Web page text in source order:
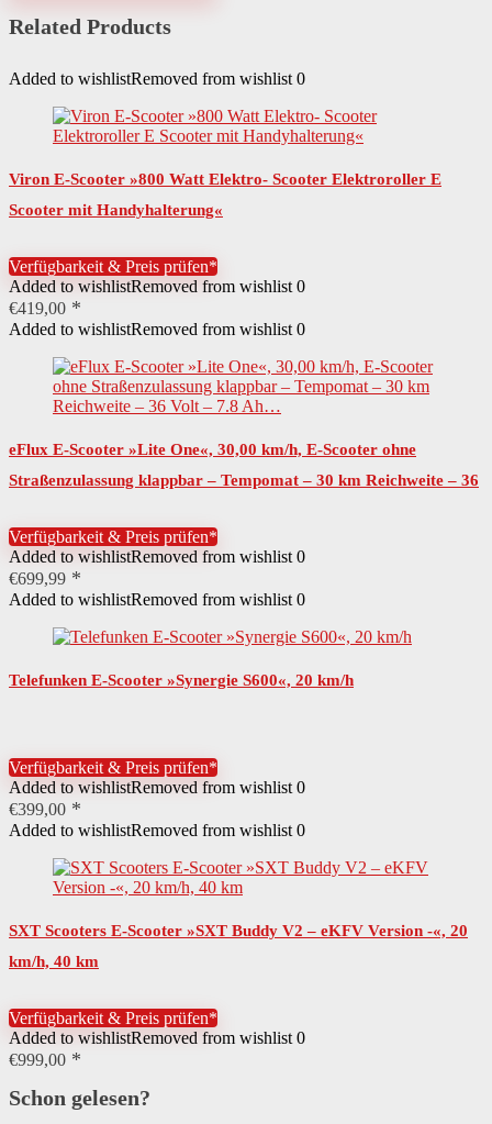
Related Products
Added to wishlistRemoved from wishlist 0
Viron E-Scooter »800 Watt Elektro- Scooter Elektroroller E
Scooter mit Handyhalterung«
Verfügbarkeit & Preis prüfen*
Added to wishlistRemoved from wishlist 0
€419,00
Added to wishlistRemoved from wishlist 0
eFlux E-Scooter »Lite One«, 30,00 km/h, E-Scooter ohne
Straßenzulassung klappbar – Tempomat – 30 km Reichweite – 36
Verfügbarkeit & Preis prüfen*
Added to wishlistRemoved from wishlist 0
€699,99
Added to wishlistRemoved from wishlist 0
Telefunken E-Scooter »Synergie S600«, 20 km/h
Verfügbarkeit & Preis prüfen*
Added to wishlistRemoved from wishlist 0
€399,00
Added to wishlistRemoved from wishlist 0
SXT Scooters E-Scooter »SXT Buddy V2 – eKFV Version -«, 20
km/h, 40 km
Verfügbarkeit & Preis prüfen*
Added to wishlistRemoved from wishlist 0
€999,00
Schon gelesen?